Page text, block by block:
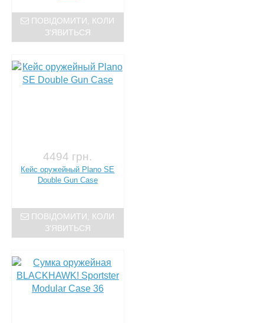
ПОВІДОМИТИ, КОЛИ
З'ЯВИТЬСЯ
4494 грн.
Кейс оружейный Plano SE
Double Gun Case
ПОВІДОМИТИ, КОЛИ
З'ЯВИТЬСЯ